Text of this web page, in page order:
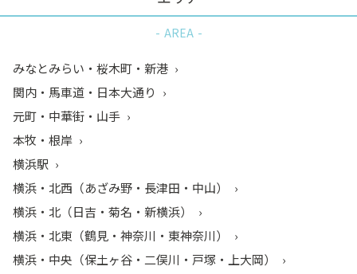
AREA
みなとみらい・桜木町・新港
関内・馬車道・日本大通り
元町・中華街・山手
本牧・根岸
横浜駅
横浜・北西（あざみ野・長津田・中山）
横浜・北（日吉・菊名・新横浜）
横浜・北東（鶴見・神奈川・東神奈川）
横浜・中央（保土ヶ谷・二俣川・戸塚・上大岡）